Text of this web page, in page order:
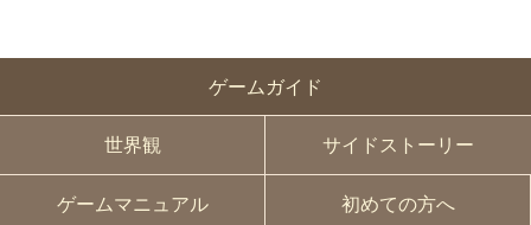
ゲームガイド
世界観 サイドストーリー
ゲームマニュアル 初めての方へ